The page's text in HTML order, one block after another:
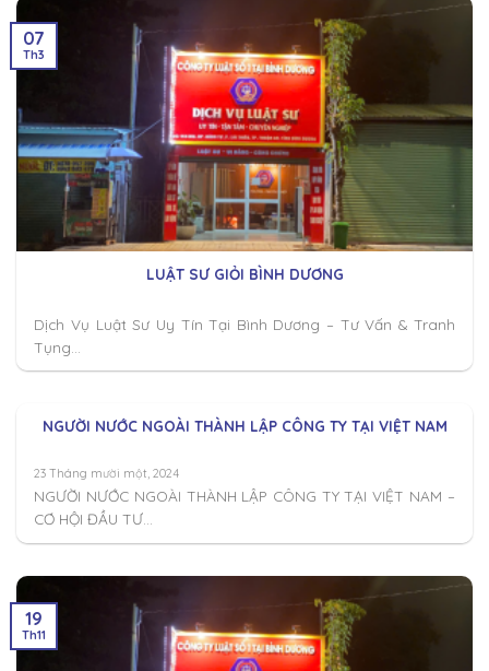
LUẬT SƯ GIỎI BÌNH DƯƠNG
Dịch Vụ Luật Sư Uy Tín Tại Bình Dương – Tư Vấn & Tranh
Tụng...
07
Th3
NGƯỜI NƯỚC NGOÀI THÀNH LẬP CÔNG TY TẠI VIỆT NAM
23 Tháng mười một, 2024
NGƯỜI NƯỚC NGOÀI THÀNH LẬP CÔNG TY TẠI VIỆT NAM –
CƠ HỘI ĐẦU TƯ...
19
Th11